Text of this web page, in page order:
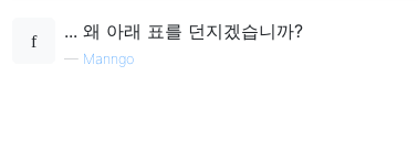
... 왜 아래 표를 던지겠습니까?
— Manngo